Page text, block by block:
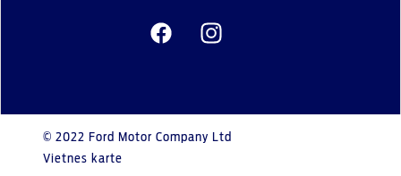
© 2022 Ford Motor Company Ltd
Vietnes karte